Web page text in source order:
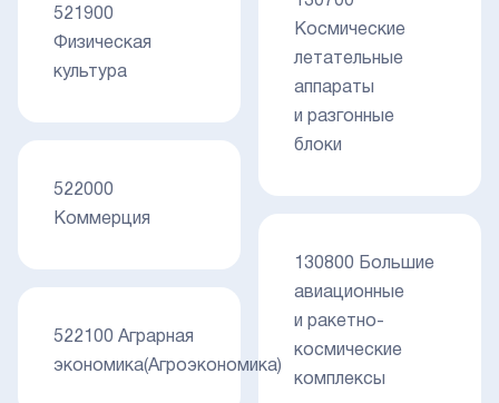
521900
Физическая
культура
522000
Коммерция
522100 Аграрная
экономика(Агроэкономика)
Космические
летательные
аппараты
и разгонные
блоки
130800 Большие
авиационные
и ракетно-
космические
комплексы